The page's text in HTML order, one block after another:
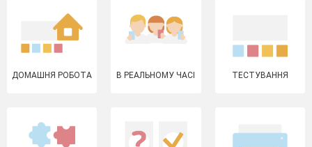
ДОМАШНЯ РОБОТА В РЕАЛЬНОМУ ЧАСІ ТЕСТУВАННЯ